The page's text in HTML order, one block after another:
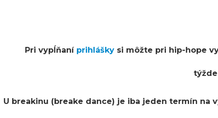
Pri vypĺňaní prihlášky si môžte pri hip-hope
U breakinu (breake dance) je iba jeden termín